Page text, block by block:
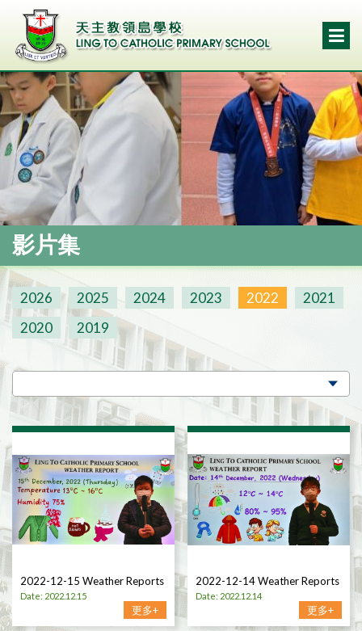
影片集
2026 2025 2024 2023 2022
2021
2020
2019
2022-12-15 Weather Reports
Date: 2022.12.15
更多+
2022-12-14 Weather Reports
Date: 2022.12.14
更多+